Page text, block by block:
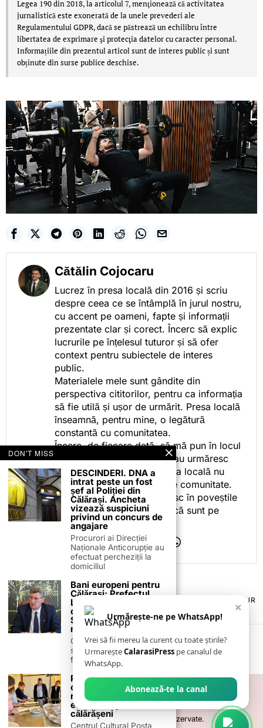
Legea 190 din 2018, la articolul 7, menţionează că activitatea
jurnalistică este exonerată de la unele prevederi ale
Regulamentului GDPR, dacă se păstrează un echilibru între
libertatea de exprimare şi protecţia datelor cu caracter personal.
Informațiile din prezentul articol sunt de interes public și sunt
obținute din surse publice deschise.
Cătălin Cojocaru
Lucrez în presa locală din 2016 și scriu
despre ceea ce se întâmplă în jurul nostru,
cu accent pe oameni, fapte și informații
prezentate clar și corect. Încerc să explic
lucrurile pe înțelesul tuturor și să ofer
context pentru subiectele de interes
public.
Materialele mele sunt gândite din
perspectiva cititorilor, pentru ca informația
să fie utilă și ușor de urmărit. Presa locală
înseamnă, pentru mine, o legătură
constantă cu comunitatea.
Încerc, de fiecare dată, să mă pun în locul
celor care citesc, privesc sau urmăresc
ceea ce fac. Pentru că presa locală nu
este despre mine, ci despre comunitate.
Iar dacă oamenii se regăsesc în poveștile
pe care le spun, înseamnă că sunt pe
drumul bun.
TERMENI ȘI CONDIȚII
POLITICA DE ANULARE & RETUR
PUBLICITATE ONLINE & TIPĂRITĂ
CONTACT
ZIARUL ANUNȚUL CĂLĂRĂȘEAN
© 2026- Toate drepturile sunt rezervate.
×
Urmărește-ne pe WhatsApp!
Vrei să fii mereu la curent cu toate știrile?
UrmareșteCalarasiPress pe canalul de
WhatsApp.
Abonează-te la canal
DON'T MISS
DESCINDERI. DNA a
intrat peste un fost
șef al Poliției din
Călărași. Ancheta
vizează suspiciuni
privind un concurs de
angajare
Procurori ai Direcției
Naționale Anticorupție au
efectuat percheziții la
domiciliul
Bani europeni pentru
Călărași: Prefectul
Laurențiu State anunță
colaborarea cu ADR
Sud-Muntenia pentru
noi finanțări
Călărașul se pregătește
să intre pe harta
finanțărilor europene, cu
Poșta Veche
organizează activități
recreative și
educative pentru
călărășeni
Centrul Cultural Poșta